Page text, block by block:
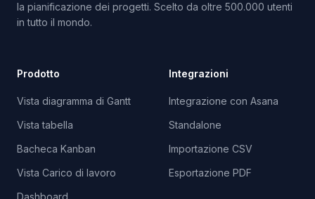
la pianificazione dei progetti. Scelto da oltre 500.000 utenti
in tutto il mondo.
Prodotto
Vista diagramma di Gantt
Vista tabella
Bacheca Kanban
Vista Carico di lavoro
Dashboard
Integrazioni
Integrazione con Asana
Standalone
Importazione CSV
Esportazione PDF